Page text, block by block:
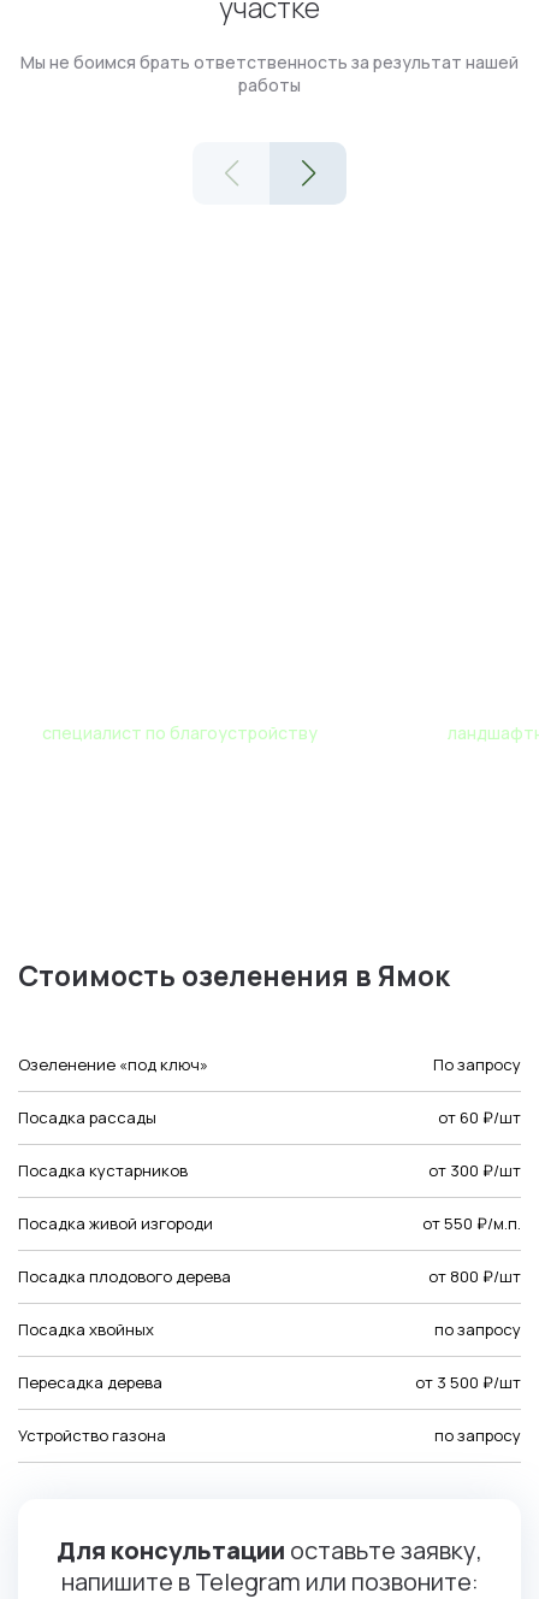
Мы не боимся брать ответственность за результат нашей
работы
специалист по благоустройству
Стоимость озеленения в Ямок
Озеленение «под ключ» По запросу
Посадка рассады от 60 ₽/шт
Посадка кустарников от 300 ₽/шт
Посадка живой изгороди от 550 ₽/м.п.
Посадка плодового дерева от 800 ₽/шт
Посадка хвойных по запросу
Пересадка дерева от 3 500 ₽/шт
Устройство газона по запросу
Для консультации оставьте заявку,
напишите в Telegram или позвоните: